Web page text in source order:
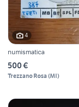
4
numismatica
500 €
Trezzano Rosa (MI)